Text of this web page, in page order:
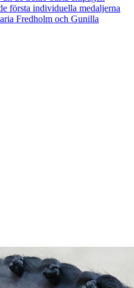
första individuella medaljerna
Fredholm och Gunilla